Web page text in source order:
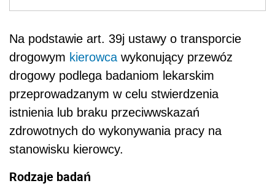
Na podstawie art. 39j ustawy o transporcie
drogowym kierowca wykonujący przewóz
drogowy podlega badaniom lekarskim
przeprowadzanym w celu stwierdzenia
istnienia lub braku przeciwwskazań
zdrowotnych do wykonywania pracy na
stanowisku kierowcy.
Rodzaje badań